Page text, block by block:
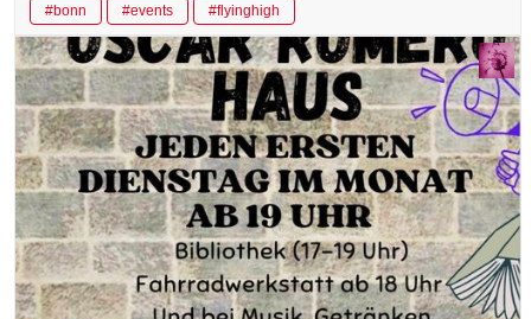
#bonn #events #flyinghigh